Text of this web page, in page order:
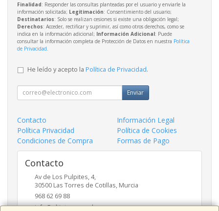
Finalidad: Responder las consultas planteadas por el usuario y enviarle la
información solicitada; Legitimación: Consentimiento del usuario;
Destinatarios: Solo se realizan cesiones si existe una obligación legal;
Derechos: Acceder, rectificar y suprimir, así como otros derechos, como se
indica en la información adicional; Información Adicional: Puede
consultar la información completa de Protección de Datos en nuestra Política
de Privacidad
He leído y acepto la Política de Privacidad.
Enviar
Contacto
Información Legal
Política Privacidad
Política de Cookies
Condiciones de Compra
Formas de Pago
Contacto
Av de Los Pulpites, 4,
30500 Las Torres de Cotillas, Murcia
968 62 69 88
info@eltinteropapeleros.com